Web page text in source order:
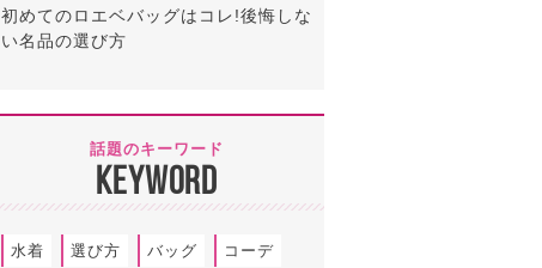
初めてのロエベバッグはコレ!後悔しな
い名品の選び方
話題のキーワード
KEYWORD
水着 選び方 バッグ コーデ